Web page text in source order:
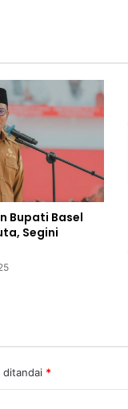
Bupati Basel
Segini
ditandai *